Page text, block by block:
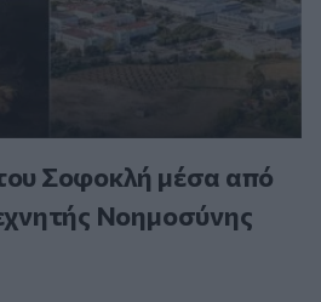
Σοφοκλή μέσα από
Νοημοσύνης